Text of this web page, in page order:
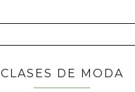
CLASES DE MODA